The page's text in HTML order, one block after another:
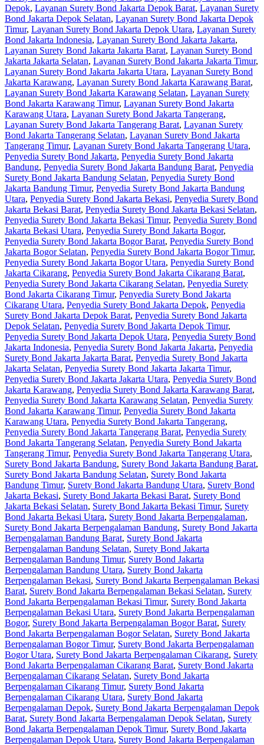
Depok, Layanan Surety Bond Jakarta Depok Barat, Layanan Surety
Bond Jakarta Depok Selatan, Layanan Surety Bond Jakarta Depok
Timur, Layanan Surety Bond Jakarta Depok Utara, Layanan Surety
Bond Jakarta Indonesia, Layanan Surety Bond Jakarta Jakarta,
Layanan Surety Bond Jakarta Jakarta Barat, Layanan Surety Bond
Jakarta Jakarta Selatan, Layanan Surety Bond Jakarta Jakarta Timur,
Layanan Surety Bond Jakarta Jakarta Utara, Layanan Surety Bond
Jakarta Karawang, Layanan Surety Bond Jakarta Karawang Barat,
Layanan Surety Bond Jakarta Karawang Selatan, Layanan Surety
Bond Jakarta Karawang Timur, Layanan Surety Bond Jakarta
Karawang Utara, Layanan Surety Bond Jakarta Tangerang,
Layanan Surety Bond Jakarta Tangerang Barat, Layanan Surety
Bond Jakarta Tangerang Selatan, Layanan Surety Bond Jakarta
Tangerang Timur, Layanan Surety Bond Jakarta Tangerang Utara,
Penyedia Surety Bond Jakarta, Penyedia Surety Bond Jakarta
Bandung, Penyedia Surety Bond Jakarta Bandung Barat, Penyedia
Surety Bond Jakarta Bandung Selatan, Penyedia Surety Bond
Jakarta Bandung Timur, Penyedia Surety Bond Jakarta Bandung
Utara, Penyedia Surety Bond Jakarta Bekasi, Penyedia Surety Bond
Jakarta Bekasi Barat, Penyedia Surety Bond Jakarta Bekasi Selatan,
Penyedia Surety Bond Jakarta Bekasi Timur, Penyedia Surety Bond
Jakarta Bekasi Utara, Penyedia Surety Bond Jakarta Bogor,
Penyedia Surety Bond Jakarta Bogor Barat, Penyedia Surety Bond
Jakarta Bogor Selatan, Penyedia Surety Bond Jakarta Bogor Timur,
Penyedia Surety Bond Jakarta Bogor Utara, Penyedia Surety Bond
Jakarta Cikarang, Penyedia Surety Bond Jakarta Cikarang Barat,
Penyedia Surety Bond Jakarta Cikarang Selatan, Penyedia Surety
Bond Jakarta Cikarang Timur, Penyedia Surety Bond Jakarta
Cikarang Utara, Penyedia Surety Bond Jakarta Depok, Penyedia
Surety Bond Jakarta Depok Barat, Penyedia Surety Bond Jakarta
Depok Selatan, Penyedia Surety Bond Jakarta Depok Timur,
Penyedia Surety Bond Jakarta Depok Utara, Penyedia Surety Bond
Jakarta Indonesia, Penyedia Surety Bond Jakarta Jakarta, Penyedia
Surety Bond Jakarta Jakarta Barat, Penyedia Surety Bond Jakarta
Jakarta Selatan, Penyedia Surety Bond Jakarta Jakarta Timur,
Penyedia Surety Bond Jakarta Jakarta Utara, Penyedia Surety Bond
Jakarta Karawang, Penyedia Surety Bond Jakarta Karawang Barat,
Penyedia Surety Bond Jakarta Karawang Selatan, Penyedia Surety
Bond Jakarta Karawang Timur, Penyedia Surety Bond Jakarta
Karawang Utara, Penyedia Surety Bond Jakarta Tangerang,
Penyedia Surety Bond Jakarta Tangerang Barat, Penyedia Surety
Bond Jakarta Tangerang Selatan, Penyedia Surety Bond Jakarta
Tangerang Timur, Penyedia Surety Bond Jakarta Tangerang Utara,
Surety Bond Jakarta Bandung, Surety Bond Jakarta Bandung Barat,
Surety Bond Jakarta Bandung Selatan, Surety Bond Jakarta
Bandung Timur, Surety Bond Jakarta Bandung Utara, Surety Bond
Jakarta Bekasi, Surety Bond Jakarta Bekasi Barat, Surety Bond
Jakarta Bekasi Selatan, Surety Bond Jakarta Bekasi Timur, Surety
Bond Jakarta Bekasi Utara, Surety Bond Jakarta Berpengalaman,
Surety Bond Jakarta Berpengalaman Bandung, Surety Bond Jakarta
Berpengalaman Bandung Barat, Surety Bond Jakarta
Berpengalaman Bandung Selatan, Surety Bond Jakarta
Berpengalaman Bandung Timur, Surety Bond Jakarta
Berpengalaman Bandung Utara, Surety Bond Jakarta
Berpengalaman Bekasi, Surety Bond Jakarta Berpengalaman Bekasi
Barat, Surety Bond Jakarta Berpengalaman Bekasi Selatan, Surety
Bond Jakarta Berpengalaman Bekasi Timur, Surety Bond Jakarta
Berpengalaman Bekasi Utara, Surety Bond Jakarta Berpengalaman
Bogor, Surety Bond Jakarta Berpengalaman Bogor Barat, Surety
Bond Jakarta Berpengalaman Bogor Selatan, Surety Bond Jakarta
Berpengalaman Bogor Timur, Surety Bond Jakarta Berpengalaman
Bogor Utara, Surety Bond Jakarta Berpengalaman Cikarang, Surety
Bond Jakarta Berpengalaman Cikarang Barat, Surety Bond Jakarta
Berpengalaman Cikarang Selatan, Surety Bond Jakarta
Berpengalaman Cikarang Timur, Surety Bond Jakarta
Berpengalaman Cikarang Utara, Surety Bond Jakarta
Berpengalaman Depok, Surety Bond Jakarta Berpengalaman Depok
Barat, Surety Bond Jakarta Berpengalaman Depok Selatan, Surety
Bond Jakarta Berpengalaman Depok Timur, Surety Bond Jakarta
Berpengalaman Depok Utara, Surety Bond Jakarta Berpengalaman